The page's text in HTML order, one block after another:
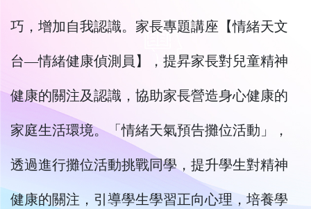
巧，增加自我認識。家長專題講座【情緒天文
台―情緒健康偵測員】，提昇家長對兒童精神
健康的關注及認識，協助家長營造身心健康的
家庭生活環境。「情緒天氣預告攤位活動」，
透過進行攤位活動挑戰同學，提升學生對精神
健康的關注，引導學生學習正向心理，培養學